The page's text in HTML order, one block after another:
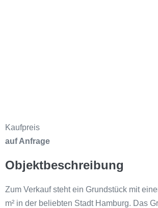
Kaufpreis
auf Anfrage
Objektbeschreibung
Zum Verkauf steht ein Grundstück mit
m² in der beliebten Stadt Hamburg. Das